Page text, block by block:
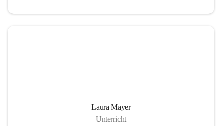
Laura Mayer
Unterricht